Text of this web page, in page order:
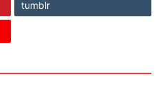
tumblr